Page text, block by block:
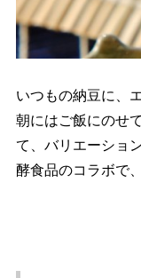
いつもの納豆に、
朝にはご飯にのせ
て、バリエーショ
酵食品のコラボで